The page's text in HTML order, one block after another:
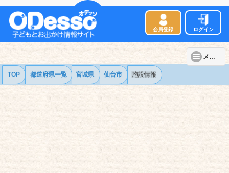
会員登録 ログイン
メニュー
TOP 都道府県一覧 宮城県 仙台市 施設情報